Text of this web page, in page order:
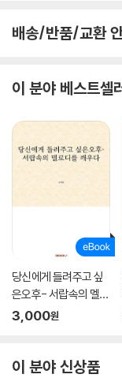
판단해볼 수 있다. 미적
라고 할 수 있다.
음악적 차원은 좀더 복
을 조합하여 더 구체적
을 효과적으로 달아오
지식 체계를 활용하므
키는 리듬은 음반의 엉
실제 내가 좋아하는 곡
을 정확히 공략했는지
풍성한 음악 생활을 즐
반응하는 음악은 가장 ‘
잘 알게 된다고 저자는
배송/반품/교환
이 분야 베스트셀
당신에게 들려주고 싶
은오후- 서랍속의 멜로
디를 깨우다
3,000원
이 분야 신상품